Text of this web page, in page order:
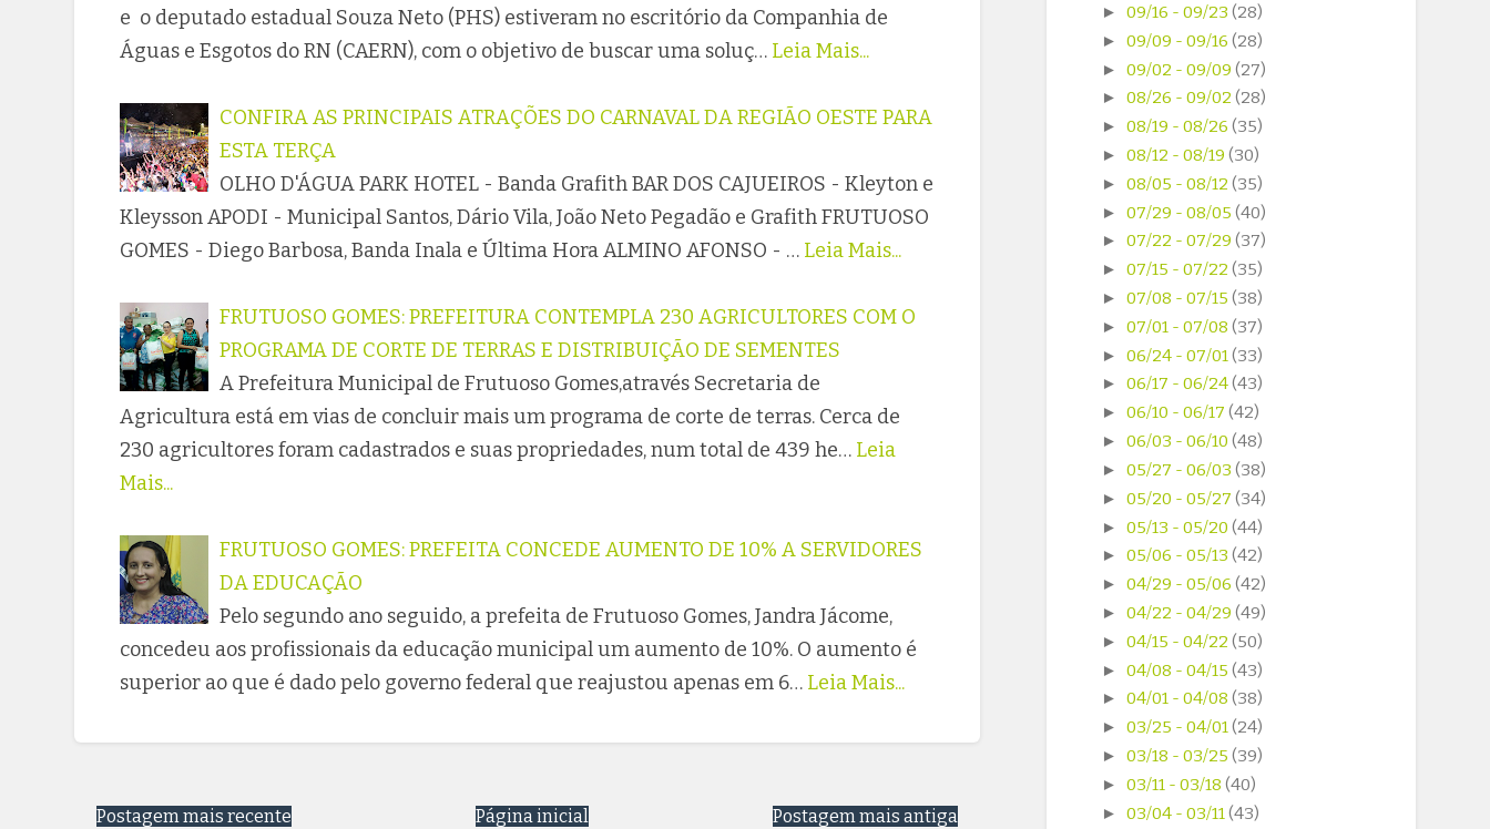
e o deputado estadual Souza Neto (PHS) estiveram no escritório da Companhia de
Águas e Esgotos do RN (CAERN), com o objetivo de buscar uma soluç… Leia Mais...
CONFIRA AS PRINCIPAIS ATRAÇÕES DO CARNAVAL DA REGIÃO OESTE PARA
ESTA TERÇA
OLHO D'ÁGUA PARK HOTEL - Banda Grafith BAR DOS CAJUEIROS - Kleyton e
Kleysson APODI - Municipal Santos, Dário Vila, João Neto Pegadão e Grafith FRUTUOSO
GOMES - Diego Barbosa, Banda Inala e Última Hora ALMINO AFONSO - … Leia Mais...
FRUTUOSO GOMES: PREFEITURA CONTEMPLA 230 AGRICULTORES COM O
PROGRAMA DE CORTE DE TERRAS E DISTRIBUIÇÃO DE SEMENTES
A Prefeitura Municipal de Frutuoso Gomes,através Secretaria de
Agricultura está em vias de concluir mais um programa de corte de terras. Cerca de
230 agricultores foram cadastrados e suas propriedades, num total de 439 he… Leia
Mais...
FRUTUOSO GOMES: PREFEITA CONCEDE AUMENTO DE 10% A SERVIDORES
DA EDUCAÇÃO
Pelo segundo ano seguido, a prefeita de Frutuoso Gomes, Jandra Jácome,
concedeu aos profissionais da educação municipal um aumento de 10%. O aumento é
superior ao que é dado pelo governo federal que reajustou apenas em 6… Leia Mais...
Postagem mais recente Postagem mais antiga
Página inicial
► 09/16 - 09/23 (28)
► 09/09 - 09/16 (28)
► 09/02 - 09/09 (27)
► 08/26 - 09/02 (28)
► 08/19 - 08/26 (35)
► 08/12 - 08/19 (30)
► 08/05 - 08/12 (35)
► 07/29 - 08/05 (40)
► 07/22 - 07/29 (37)
► 07/15 - 07/22 (35)
► 07/08 - 07/15 (38)
► 07/01 - 07/08 (37)
► 06/24 - 07/01(33)
► 06/17 - 06/24(43)
► 06/10 - 06/17 (42)
► 06/03 - 06/10 (48)
► 05/27 - 06/03 (38)
► 05/20 - 05/27 (34)
► 05/13 - 05/20 (44)
► 05/06 - 05/13 (42)
► 04/29 - 05/06 (42)
► 04/22 - 04/29 (49)
► 04/15 - 04/22 (50)
► 04/08 - 04/15 (43)
► 04/01 - 04/08 (38)
► 03/25 - 04/01(24)
► 03/18 - 03/25 (39)
► 03/11 - 03/18 (40)
► 03/04 - 03/11(43)